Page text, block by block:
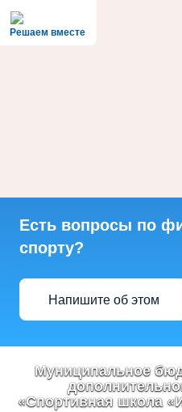
Решаем вместе
Есть вопросы по
спорту?
Напишите об этом
Муниципальное
«Спортивная школа